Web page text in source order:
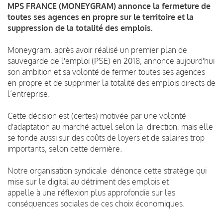
MPS FRANCE (MONEYGRAM) annonce la fermeture de
toutes ses agences en propre sur le territoire et la
suppression de la totalité des emplois.
Moneygram, après avoir réalisé un premier plan de
sauvegarde de l'emploi (PSE) en 2018, annonce aujourd'hui
son ambition et sa volonté de fermer toutes ses agences
en propre et de supprimer la totalité des emplois directs de
l’entreprise.
Cette décision est (certes) motivée par une volonté
d'adaptation au marché actuel selon la direction, mais elle
se fonde aussi sur des coûts de loyers et de salaires trop
importants, selon cette dernière.
Notre organisation syndicale dénonce cette stratégie qui
mise sur le digital au détriment des emplois et
appelle à une réflexion plus approfondie sur les
conséquences sociales de ces choix économiques.